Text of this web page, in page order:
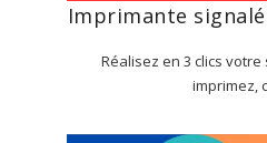
Imprimante
Réalisez en 3 clics
imprimez,